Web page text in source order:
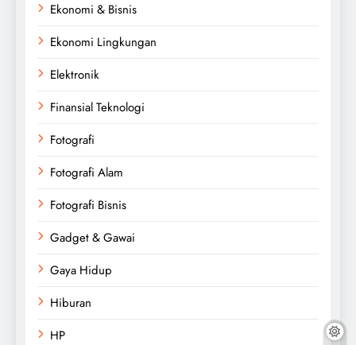
Ekonomi & Bisnis
Ekonomi Lingkungan
Elektronik
Finansial Teknologi
Fotografi
Fotografi Alam
Fotografi Bisnis
Gadget & Gawai
Gaya Hidup
Hiburan
HP